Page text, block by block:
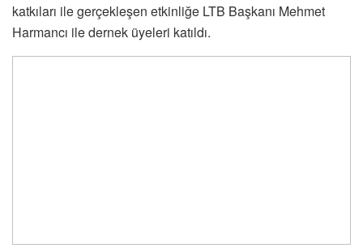
katkıları ile gerçekleşen etkinliğe LTB Başkanı Mehmet
Harmancı ile dernek üyeleri katıldı.